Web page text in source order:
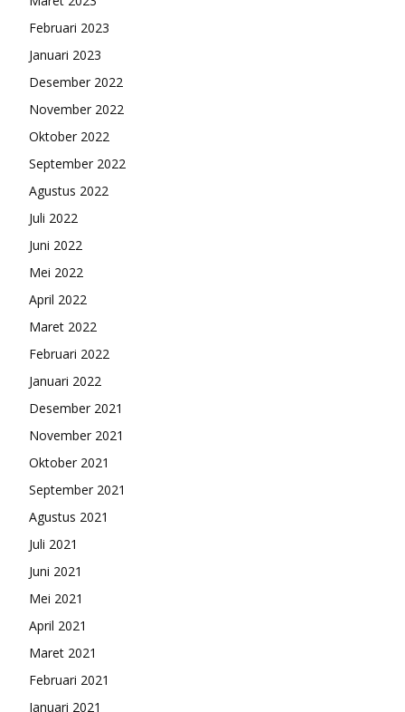
Februari 2023
Januari 2023
Desember 2022
November 2022
Oktober 2022
September 2022
Agustus 2022
Juli 2022
Juni 2022
Mei 2022
April 2022
Maret 2022
Februari 2022
Januari 2022
Desember 2021
November 2021
Oktober 2021
September 2021
Agustus 2021
Juli 2021
Juni 2021
Mei 2021
April 2021
Maret 2021
Februari 2021
Januari 2021